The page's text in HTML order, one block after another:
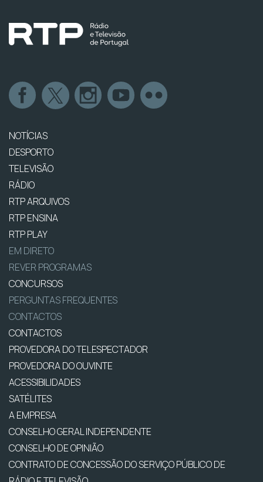
NOTÍCIAS
DESPORTO
TELEVISÃO
RÁDIO
RTP ARQUIVOS
RTP ENSINA
RTP PLAY
EM DIRETO
REVER PROGRAMAS
CONCURSOS
PERGUNTAS FREQUENTES
CONTACTOS
CONTACTOS
PROVEDORA DO TELESPECTADOR
PROVEDORA DO OUVINTE
ACESSIBILIDADES
SATÉLITES
A EMPRESA
CONSELHO GERAL INDEPENDENTE
CONSELHO DE OPINIÃO
CONTRATO DE CONCESSÃO DO SERVIÇO PÚBLICO DE